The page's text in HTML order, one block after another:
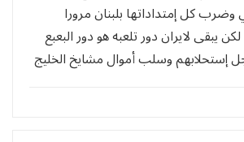
كل إمتداداتها بلبنان مرورا
يبقى لايران دور تلعبه هو دور البعبع
إستحلابهم وسلب أموال مشايخ الخليج